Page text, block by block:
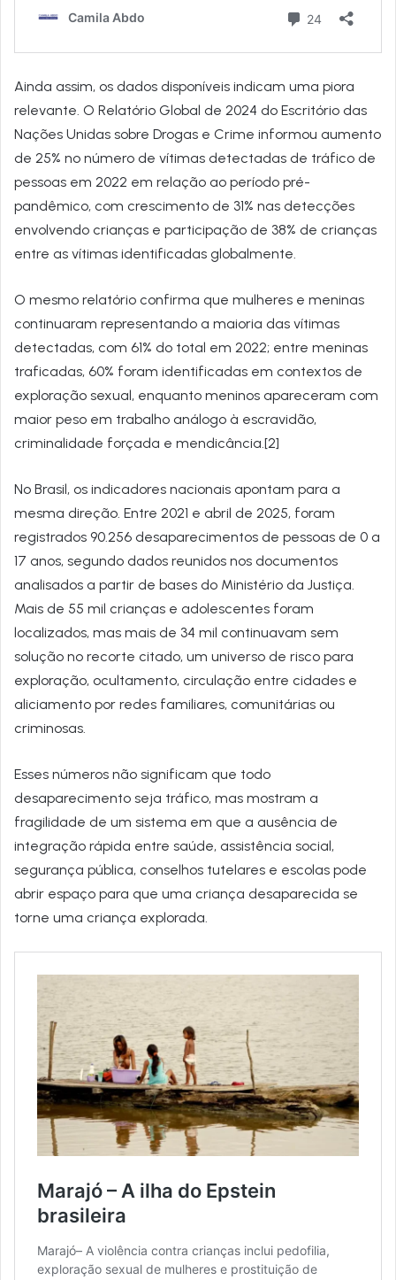
Ainda assim, os dados disponíveis indicam uma piora
relevante. O Relatório Global de 2024 do Escritório das
Nações Unidas sobre Drogas e Crime informou aumento
de 25% no número de vítimas detectadas de tráfico de
pessoas em 2022 em relação ao período pré-
pandêmico, com crescimento de 31% nas detecções
envolvendo crianças e participação de 38% de crianças
entre as vítimas identificadas globalmente.
O mesmo relatório confirma que mulheres e meninas
continuaram representando a maioria das vítimas
detectadas, com 61% do total em 2022; entre meninas
traficadas, 60% foram identificadas em contextos de
exploração sexual, enquanto meninos apareceram com
maior peso em trabalho análogo à escravidão,
criminalidade forçada e mendicância.[2]
No Brasil, os indicadores nacionais apontam para a
mesma direção. Entre 2021 e abril de 2025, foram
registrados 90.256 desaparecimentos de pessoas de 0 a
17 anos, segundo dados reunidos nos documentos
analisados a partir de bases do Ministério da Justiça.
Mais de 55 mil crianças e adolescentes foram
localizados, mas mais de 34 mil continuavam sem
solução no recorte citado, um universo de risco para
exploração, ocultamento, circulação entre cidades e
aliciamento por redes familiares, comunitárias ou
criminosas.
Esses números não significam que todo
desaparecimento seja tráfico, mas mostram a
fragilidade de um sistema em que a ausência de
integração rápida entre saúde, assistência social,
segurança pública, conselhos tutelares e escolas pode
abrir espaço para que uma criança desaparecida se
torne uma criança explorada.